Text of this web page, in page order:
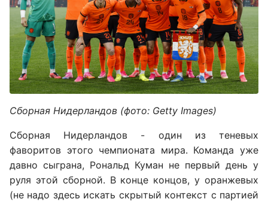
Сборная Нидерландов (фото: Getty Images)
Сборная Нидерландов - один из теневых
фаворитов этого чемпионата мира. Команда уже
давно сыграна, Рональд Куман не первый день у
руля этой сборной. В конце концов, у оранжевых
(не надо здесь искать скрытый контекст с партией